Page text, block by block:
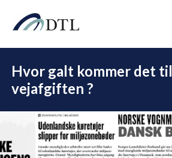
Hvor galt kommer det
vejafgiften ?